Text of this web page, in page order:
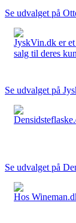
Se udvalget på
JyskVin.dk er
salg til deres
Se udvalget på
Se udvalget på
Hos